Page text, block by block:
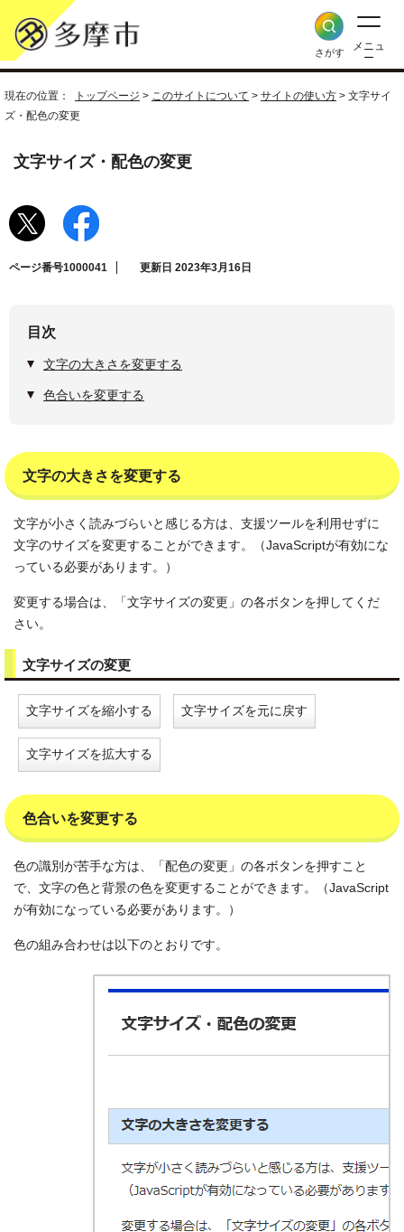
さがす
メニュ
ー
現在の位置： トップページ > このサイトについて > サイトの使い方 > 文字サイ
ズ・配色の変更
文字サイズ・配色の変更
ページ番号1000041 更新日 2023年3月16日
目次
文字の大きさを変更する
色合いを変更する
文字の大きさを変更する
文字が小さく読みづらいと感じる方は、支援ツールを利用せずに
文字のサイズを変更することができます。（JavaScriptが有効にな
っている必要があります。）
変更する場合は、「文字サイズの変更」の各ボタンを押してくだ
さい。
文字サイズの変更
文字サイズを縮小する 文字サイズを元に戻す
文字サイズを拡大する
色合いを変更する
色の識別が苦手な方は、「配色の変更」の各ボタンを押すこと
で、文字の色と背景の色を変更することができます。（JavaScript
が有効になっている必要があります。）
色の組み合わせは以下のとおりです。